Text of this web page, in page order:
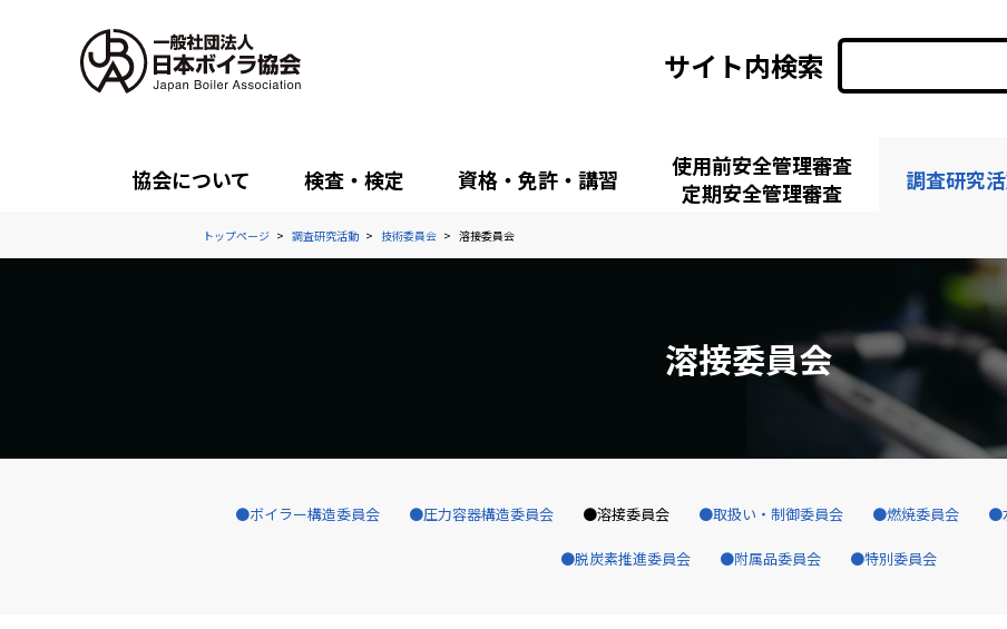
サイト内検索
協会について 検査・検定 資格・免許・講習
使用前安全管理審査
定期安全管理審査
調査研究
トップページ 調査研究活動 技術委員会 溶接委員会
溶接委員会
ボイラー構造委員会 圧力容器構造委員会 溶接委員会 取扱い・制御委員会 燃焼委員会
脱炭素推進委員会 附属品委員会 特別委員会